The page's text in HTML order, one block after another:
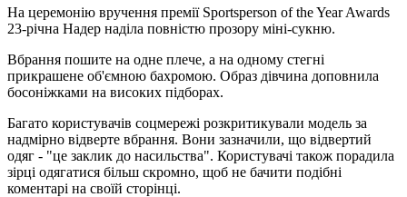
На церемонію вручення премії Sportsperson of the Year Awards
23-річна Надер наділа повністю прозору міні-сукню.
Вбрання пошите на одне плече, а на одному стегні
прикрашене об'ємною бахромою. Образ дівчина доповнила
босоніжками на високих підборах.
Багато користувачів соцмережі розкритикували модель за
надмірно відверте вбрання. Вони зазначили, що відвертий
одяг - "це заклик до насильства". Користувачі також порадила
зірці одягатися більш скромно, щоб не бачити подібні
коментарі на своїй сторінці.